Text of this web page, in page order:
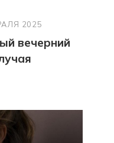
2025
вечерний